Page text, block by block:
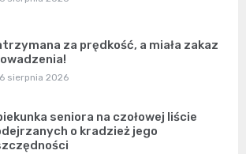
za prędkość, a miała zakaz
6 sierpnia 2026
seniora na czołowej liście
o kradzież jego